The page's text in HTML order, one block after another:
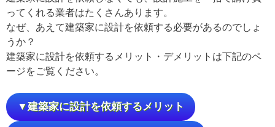
ってくれる業者はたくさんあります。
なぜ、あえて建築家に設計を依頼する必要があるのでしょ
うか？
建築家に設計を依頼するメリット・デメリットは下記のペ
ージをご覧ください。
▼建築家に設計を依頼するメリット